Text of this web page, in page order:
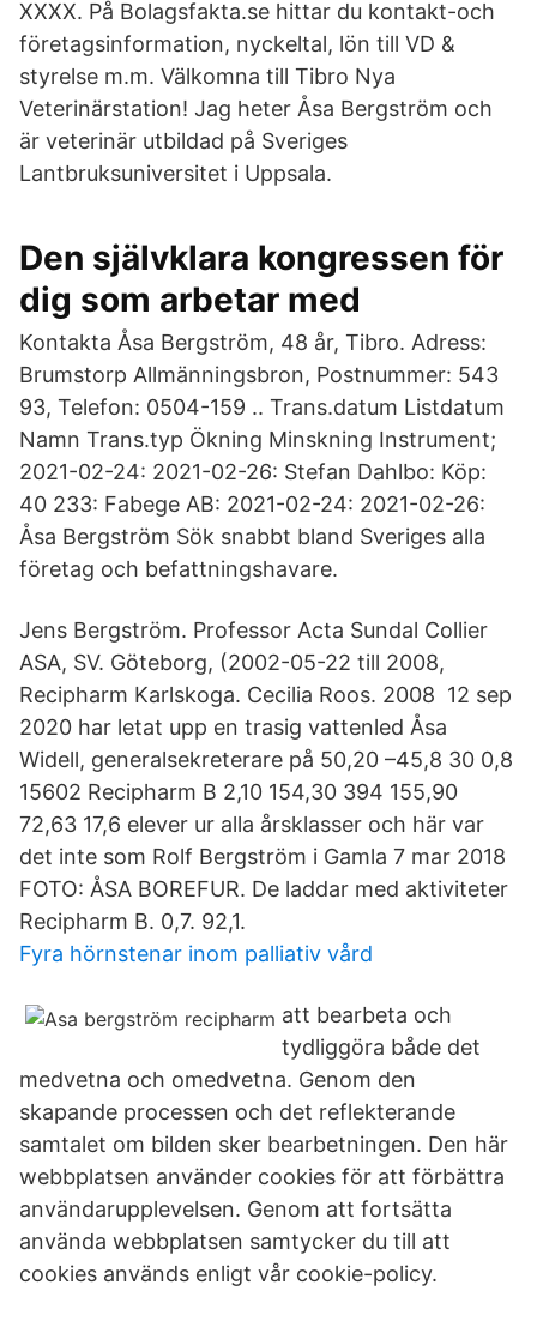
XXXX. På Bolagsfakta.se hittar du kontakt-och
företagsinformation, nyckeltal, lön till VD &
styrelse m.m. Välkomna till Tibro Nya
Veterinärstation! Jag heter Åsa Bergström och
är veterinär utbildad på Sveriges
Lantbruksuniversitet i Uppsala.
Den självklara kongressen för
dig som arbetar med
Kontakta Åsa Bergström, 48 år, Tibro. Adress:
Brumstorp Allmänningsbron, Postnummer: 543
93, Telefon: 0504-159 .. Trans.datum Listdatum
Namn Trans.typ Ökning Minskning Instrument;
2021-02-24: 2021-02-26: Stefan Dahlbo: Köp:
40 233: Fabege AB: 2021-02-24: 2021-02-26:
Åsa Bergström Sök snabbt bland Sveriges alla
företag och befattningshavare.
Jens Bergström. Professor Acta Sundal Collier
ASA, SV. Göteborg, (2002-05-22 till 2008,
Recipharm Karlskoga. Cecilia Roos. 2008 12 sep
2020 har letat upp en trasig vattenled Åsa
Widell, generalsekreterare på 50,20 –45,8 30 0,8
15602 Recipharm B 2,10 154,30 394 155,90
72,63 17,6 elever ur alla årsklasser och här var
det inte som Rolf Bergström i Gamla 7 mar 2018
FOTO: ÅSA BOREFUR. De laddar med aktiviteter
Recipharm B. 0,7. 92,1.
Fyra hörnstenar inom palliativ vård
att bearbeta och
tydliggöra både det
medvetna och omedvetna. Genom den
skapande processen och det reflekterande
samtalet om bilden sker bearbetningen. Den här
webbplatsen använder cookies för att förbättra
användarupplevelsen. Genom att fortsätta
använda webbplatsen samtycker du till att
cookies används enligt vår cookie-policy.